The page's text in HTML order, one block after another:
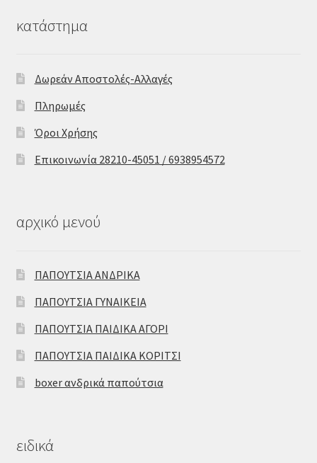
κατάστημα
Δωρεάν Αποστολές-Αλλαγές
Πληρωμές
Όροι Χρήσης
Επικοινωνία 28210-45051 / 6938954572
αρχικό μενού
ΠΑΠΟΥΤΣΙΑ ΑΝΔΡΙΚΑ
ΠΑΠΟΥΤΣΙΑ ΓΥΝΑΙΚΕΙΑ
ΠΑΠΟΥΤΣΙΑ ΠΑΙΔΙΚΑ ΑΓΟΡΙ
ΠΑΠΟΥΤΣΙΑ ΠΑΙΔΙΚΑ ΚΟΡΙΤΣΙ
boxer ανδρικά παπούτσια
ειδικά